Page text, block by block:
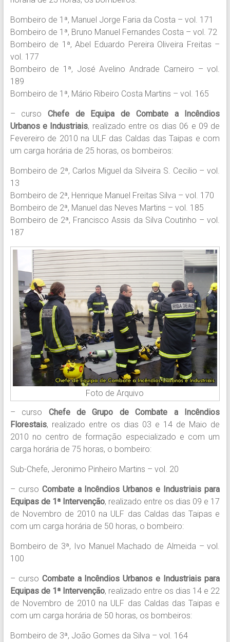
Bombeiro de 1ª, Manuel Jorge Faria da Costa – vol. 171
Bombeiro de 1ª, Bruno Manuel Fernandes Costa – vol. 72
Bombeiro de 1ª, Abel Eduardo Pereira Oliveira Freitas –
vol. 177
Bombeiro de 1ª, José Avelino Andrade Carneiro – vol.
189
Bombeiro de 1ª, Mário Ribeiro Costa Martins – vol. 165
– cursoChefe de Equipa de Combate a Incêndios
Urbanos e Industriais, realizado entre os dias 06 e 09 de
Fevereiro de 2010 na ULF das Caldas das Taipas e com
um carga horária de 25 horas, os bombeiros:
Bombeiro de 2ª, Carlos Miguel da Silveira S. Cecilio – vol.
13
Bombeiro de 2ª, Henrique Manuel Freitas Silva – vol. 170
Bombeiro de 2ª, Manuel das Neves Martins – vol. 185
Bombeiro de 2ª, Francisco Assis da Silva Coutinho – vol.
187
Foto de Arquivo
– curso Chefe de Grupo de Combate a Incêndios
Florestais, realizado entre os dias 03 e 14 de Maio de
2010 no centro de formação especializado e com um
carga horária de 75 horas, o bombeiro:
Sub-Chefe, Jeronimo Pinheiro Martins – vol. 20
– curso Combate a Incêndios Urbanos e Industriais para
Equipas de 1ª Intervenção, realizado entre os dias 09 e 17
de Novembro de 2010 na ULF das Caldas das Taipas e
com um carga horária de 50 horas, o bombeiro:
Bombeiro de 3ª, Ivo Manuel Machado de Almeida – vol.
100
– curso Combate a Incêndios Urbanos e Industriais para
Equipas de 1ª Intervenção, realizado entre os dias 14 e 22
de Novembro de 2010 na ULF das Caldas das Taipas e
com um carga horária de 50 horas, os bombeiros:
Bombeiro de 3ª, João Gomes da Silva – vol. 164